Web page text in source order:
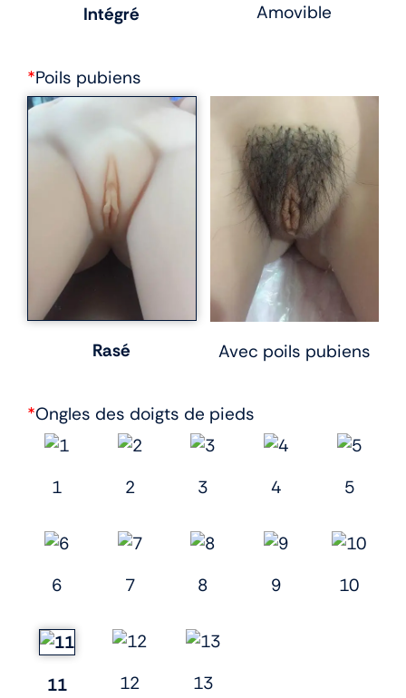
Intégré Amovible
*Poils pubiens
Rasé Avec poils pubiens
*Ongles des doigts de pieds
1 2 3 4 5
6 7 8 9 10
11 12 13